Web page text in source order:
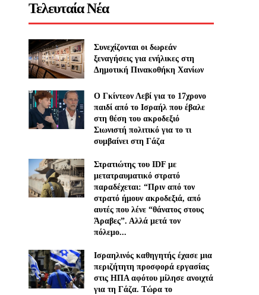
Τελευταία Νέα
Συνεχίζονται οι δωρεάν
ξεναγήσεις για ενήλικες στη
Δημοτική Πινακοθήκη Χανίων
Ο Γκίντεον Λεβί για το 17χρονο
παιδί από το Ισραήλ που έβαλε
στη θέση του ακροδεξιό
Σιωνιστή πολιτικό για το τι
συμβαίνει στη Γάζα
Στρατιώτης του IDF με
μετατραυματικό στρατό
παραδέχεται: “Πριν από τον
στρατό ήμουν ακροδεξιά, από
αυτές που λένε “θάνατος στους
Άραβες”. Αλλά μετά τον
πόλεμο...
Ισραηλινός καθηγητής έχασε μια
περιζήτητη προσφορά εργασίας
στις ΗΠΑ αφότου μίλησε ανοιχτά
για τη Γάζα. Τώρα το